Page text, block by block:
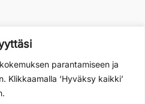
parantamiseen ja
Klikkaamalla ‘Hyväksy kaikki’